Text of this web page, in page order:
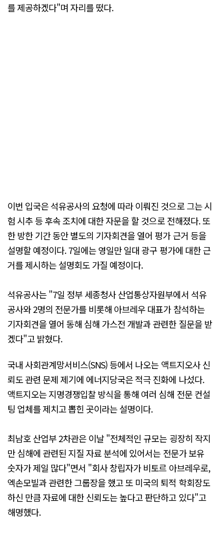
를 제공하겠다"며 자리를 떴다.
이번 입국은 석유공사의 요청에 따라 이뤄진 것으로 그는 시
험 시추 등 후속 조치에 대한 자문을 할 것으로 전해졌다. 또
한 방한 기간 동안 별도의 기자회견을 열어 평가 근거 등을
설명할 예정이다. 7일에는 영일만 일대 광구 평가에 대한 근
거를 제시하는 설명회도 가질 예정이다.
석유공사는 "7일 정부 세종청사 산업통상자원부에서 석유
공사와 2명의 전문가를 비롯해 아브레우 대표가 참석하는
기자회견을 열어 동해 심해 가스전 개발과 관련한 질문을 받
겠다"고 밝혔다.
국내 사회관계망서비스(SNS) 등에서 나오는 액트지오사 신
뢰도 관련 문제 제기에 에너지당국은 적극 진화에 나섰다.
액트지오는 지명경쟁입찰 방식을 통해 여러 심해 전문 컨설
팅 업체를 제치고 뽑힌 곳이라는 설명이다.
최남호 산업부 2차관은 이날 "전체적인 규모는 굉장히 작지
만 심해에 관련된 지질 자료 분석에 있어서는 전문가 보유
숫자가 제일 많다"면서 "회사 창립자가 비토르 아브레우로,
엑손모빌과 관련한 그룹장을 했고 또 미국의 퇴적 학회장도
하신 만큼 자료에 대한 신뢰도는 높다고 판단하고 있다"고
해명했다.